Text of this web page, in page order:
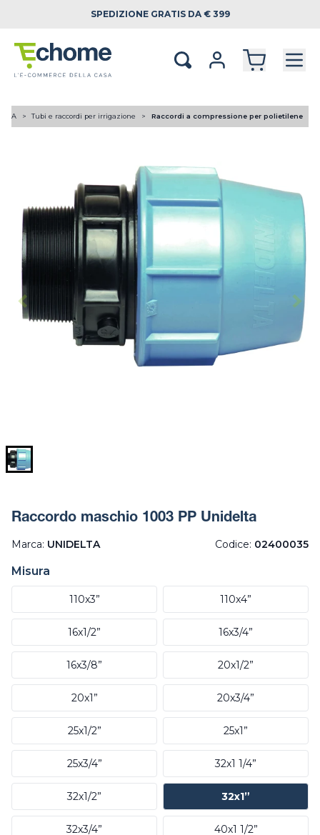
SPEDIZIONE GRATIS DA € 399
Tubi e raccordi per irrigazione Raccordi a compressione per polietilene
Raccordo maschio 1003 PP Unidelta
Marca: UNIDELTA Codice: 02400035
Misura
110x3” 110x4”
16x1/2” 16x3/4”
16x3/8” 20x1/2”
20x1” 20x3/4”
25x1/2” 25x1”
25x3/4” 32x1 1/4”
32x1/2” 32x1”
32x3/4” 40x1 1/2”